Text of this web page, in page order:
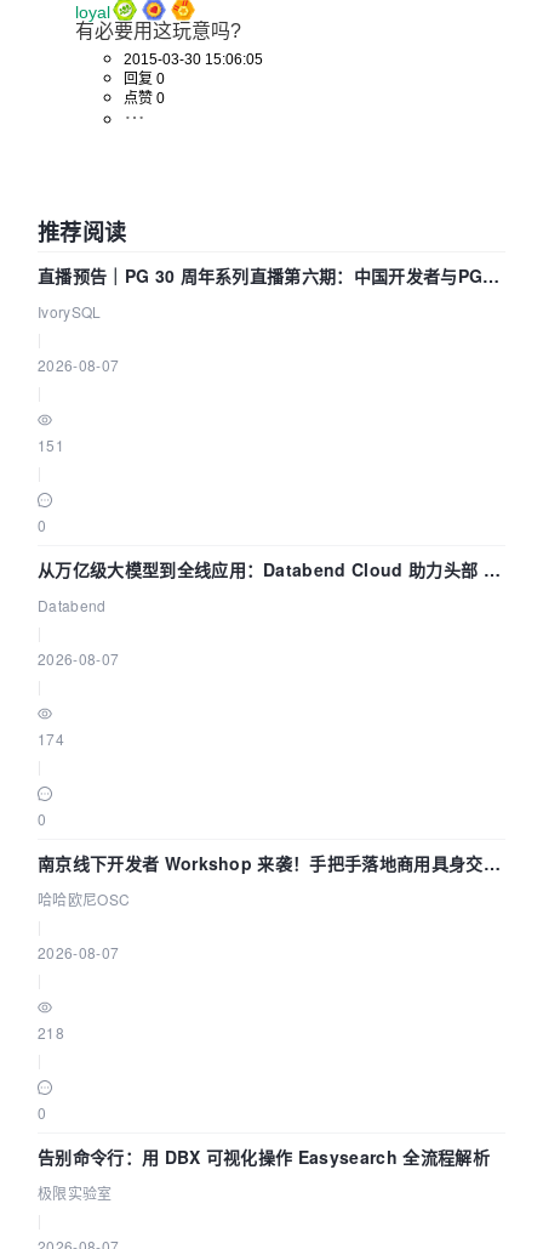
loyal
有必要用这玩意吗?
2015-03-30 15:06:05
回复 0
点赞 0
推荐阅读
直播预告｜PG 30 周年系列直播第六期：中国开发者与PG内
核——我们改得动吗？我们贡献了什么？
IvorySQL
2026-08-07
151
0
从万亿级大模型到全线应用：Databend Cloud 助力头部 AI
企业构建全链路 Trace 数据管道
Databend
2026-08-07
174
0
南京线下开发者 Workshop 来袭！手把手落地商用具身交互
智能 Agent 应用
哈哈欧尼OSC
2026-08-07
218
0
告别命令行：用 DBX 可视化操作 Easysearch 全流程解析
极限实验室